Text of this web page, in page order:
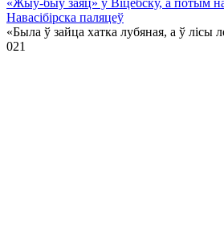
Навасібірска паляцеў
«Была ў зайца хатка лубяная, а ў лісы
021